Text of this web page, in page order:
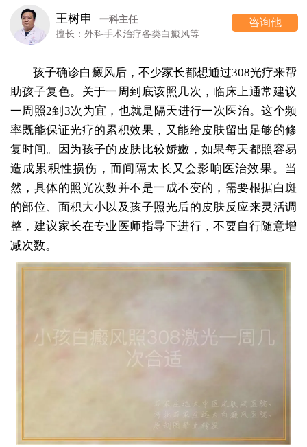
王树申
一科主任
擅长：外科手术治疗各类白癜风等
咨询他
孩子确诊白癜风后，不少家长都想通过308光疗来帮
助孩子复色。关于一周到底该照几次，临床上通常建议
一周照2到3次为宜，也就是隔天进行一次医治。这个频
率既能保证光疗的累积效果，又能给皮肤留出足够的修
复时间。因为孩子的皮肤比较娇嫩，如果每天都照容易
造成累积性损伤，而间隔太长又会影响医治效果。当
然，具体的照光次数并不是一成不变的，需要根据白斑
的部位、面积大小以及孩子照光后的皮肤反应来灵活调
整，建议家长在专业医师指导下进行，不要自行随意增
减次数。